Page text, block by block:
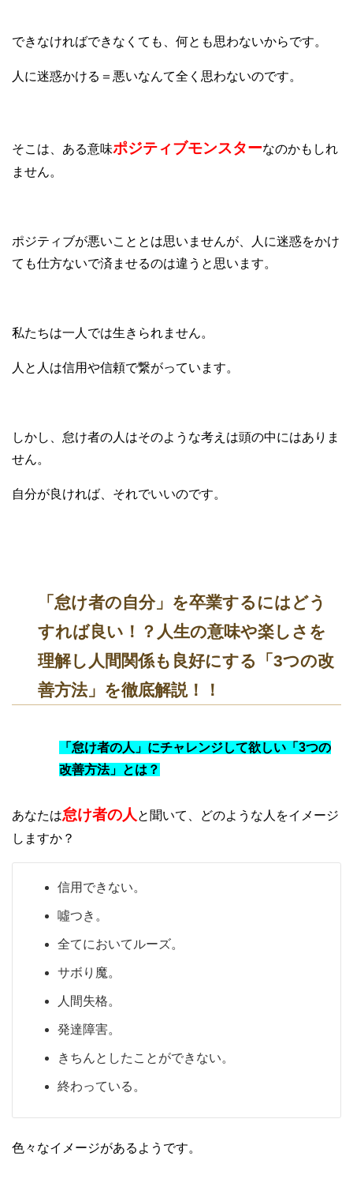
できなければできなくても、何とも思わないからです。
人に迷惑かける＝悪いなんて全く思わないのです。
そこは、ある意味ポジティブモンスターなのかもしれ
ません。
ポジティブが悪いこととは思いませんが、人に迷惑をかけ
ても仕方ないで済ませるのは違うと思います。
私たちは一人では生きられません。
人と人は信用や信頼で繋がっています。
しかし、怠け者の人はそのような考えは頭の中にはありま
せん。
自分が良ければ、それでいいのです。
「怠け者の自分」を卒業するにはどう
すれば良い！？人生の意味や楽しさを
理解し人間関係も良好にする「3つの改
善方法」を徹底解説！！
「怠け者の人」にチャレンジして欲しい「3つの
改善方法」とは？
あなたは怠け者の人 と聞いて、どのような人をイメージ
しますか？
信用できない。
噓つき。
全てにおいてルーズ。
サボり魔。
人間失格。
発達障害。
きちんとしたことができない。
終わっている。
色々なイメージがあるようです。